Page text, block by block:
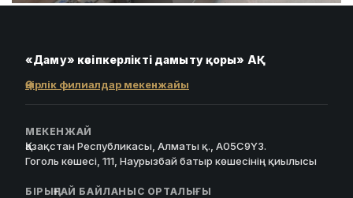
«Даму» кәсіпкерлікті дамыту қоры» АҚ
Өңірлік филиалдар мекенжайы
МЕКЕНЖАЙ
Қазақстан Республикасы, Алматы қ., A05C9Y3.
Гоголь көшесі, 111, Наурызбай батыр көшесінің қиылысы
БІРЫҢҒАЙ БАЙЛАНЫС ОРТАЛЫҒЫ